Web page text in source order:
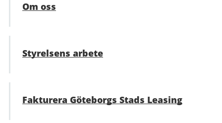
Om oss
Styrelsens arbete
Fakturera Göteborgs Stads Leasing